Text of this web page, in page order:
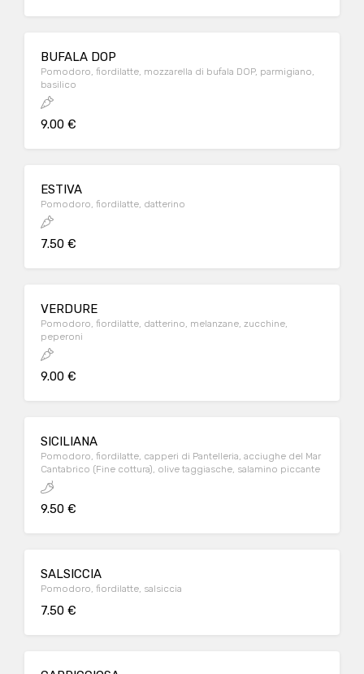
BUFALA DOP
Pomodoro, fiordilatte, mozzarella di bufala DOP, parmigiano,
basilico
9.00 €
ESTIVA
Pomodoro, fiordilatte, datterino
7.50 €
VERDURE
Pomodoro, fiordilatte, datterino, melanzane, zucchine,
peperoni
9.00 €
SICILIANA
Pomodoro, fiordilatte, capperi di Pantelleria, acciughe del Mar
Cantabrico (Fine cottura), olive taggiasche, salamino piccante
9.50 €
SALSICCIA
Pomodoro, fiordilatte, salsiccia
7.50 €